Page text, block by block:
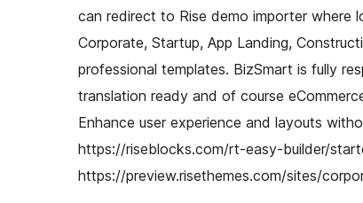
can redirect to Rise demo importer where
Corporate, Startup, App Landing,
professional templates. BizSmart is fully
translation ready and of course
Enhance user experience and layouts
https://riseblocks.com/rt-easy-builder/
https://preview.risethemes.com/sites/